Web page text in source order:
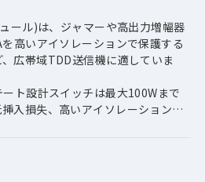
ール)は、ジャマーや高出力増幅器
高いアイソレーションで保護する
広帯域TDD送信機に適していま
ト設計スイッチは最大100Wまで
入損失、高いアイソレーションを